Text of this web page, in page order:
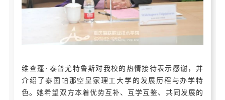
维查蓬·泰普尤特鲁斯对我校的热情接待表示感谢，并
介绍了泰国帕那空皇家理工大学的发展历程与办学特
色。她希望双方本着优势互补、互学互鉴、共同发展的